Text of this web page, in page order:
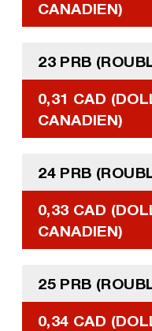
CANADIEN)
23 PRB
0,31 CAD
CANADIEN)
24 PRB
0,33 CAD
CANADIEN)
25 PRB
0,34 CAD